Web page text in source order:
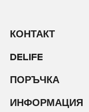
пространство за
апартамента
трябва да се
практична
използвате
КОНТАКТ
DELIFE
ПОРЪЧКА
ИНФОРМАЦИЯ